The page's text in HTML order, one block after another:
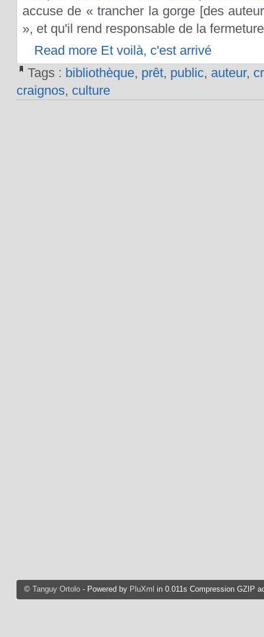
accuse de « trancher la gorge [des
», et qu'il rend responsable de la
Read more Et voilà, c'est arrivé
Tags : bibliothèque, prêt, public, auteur,
craignos, culture
© Tanguy Ortolo- Powered by PluXml in 0.011s Compression GZIP